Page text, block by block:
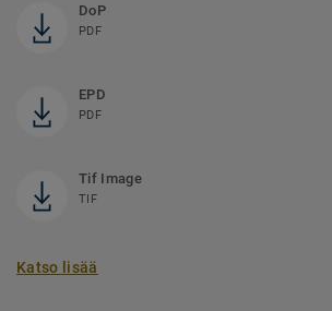
DoP
PDF
EPD
PDF
Tif Image
TIF
Katso lisää